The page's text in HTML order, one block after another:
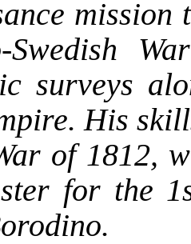
Swedish
surveys
His
of 1812,
for the